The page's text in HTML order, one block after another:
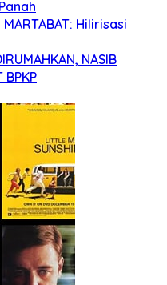
Hilirisasi
NASIB
BPKP